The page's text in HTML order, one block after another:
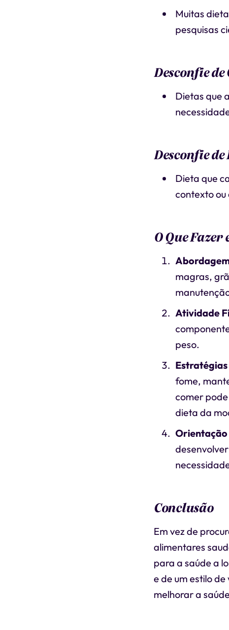
Muitas
pesquisas
Desconfie
Dietas que
Desconfie
Dieta que
contexto ou
O Que Fazer
magras,
Atividade
peso.
fome,
comer
dieta da
Conclusão
Em vez de
alimentares
para a saúde a
e de um estilo
melhorar a